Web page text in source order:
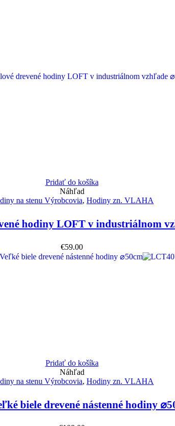
Pridať do košíka
Náhľad
na stenu Výrobcovia, Hodiny zn. VLAHA
hodiny LOFT v industriálnom
€59.00
Pridať do košíka
Náhľad
na stenu Výrobcovia, Hodiny zn. VLAHA
biele drevené nástenné hodiny